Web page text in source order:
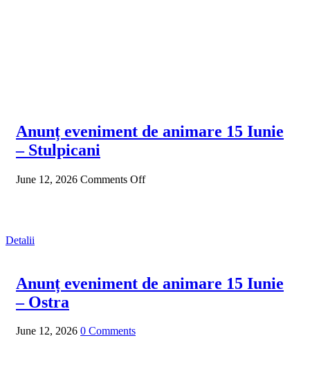
Anunț eveniment de animare 15 Iunie
– Stulpicani
June 12, 2026 Comments Off
Detalii
Anunț eveniment de animare 15 Iunie
– Ostra
June 12, 2026 0 Comments